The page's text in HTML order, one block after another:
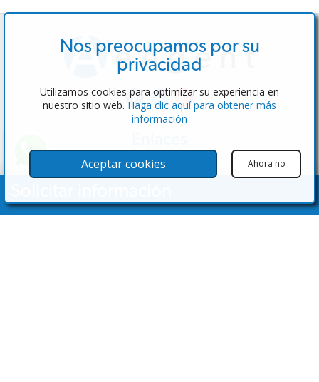
Software
Pruebe el admin
Propiedades
Nos preocupamos por su
privacidad
Utilizamos cookies para optimizar su experiencia en
nuestro sitio web. Haga clic aquí para obtener más
información
Aceptar cookies Ahora no